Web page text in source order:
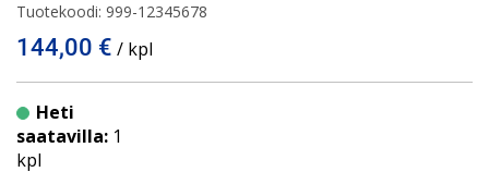
Tuotekoodi: 999-12345678
144,00 € / kpl
Heti
saatavilla: 1
kpl